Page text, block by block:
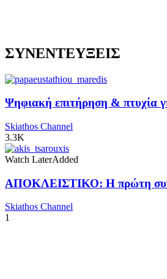
ΣΥΝΕΝΤΕΥΞΕΙΣ
Ψηφιακή επιτήρηση & πτυχία
Skiathos Channel
3.3K
Watch LaterAdded
ΑΠΟΚΛΕΙΣΤΙΚΟ: Η πρώτη
Skiathos Channel
1